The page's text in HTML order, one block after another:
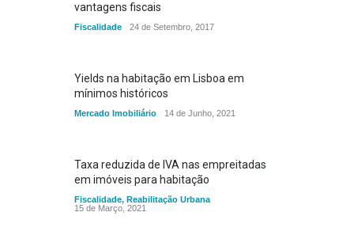
vantagens fiscais
Fiscalidade 24 de Setembro, 2017
Yields na habitação em Lisboa em
mínimos históricos
Mercado Imobiliário 14 de Junho, 2021
Taxa reduzida de IVA nas empreitadas
em imóveis para habitação
Fiscalidade, Reabilitação Urbana
15 de Março, 2021